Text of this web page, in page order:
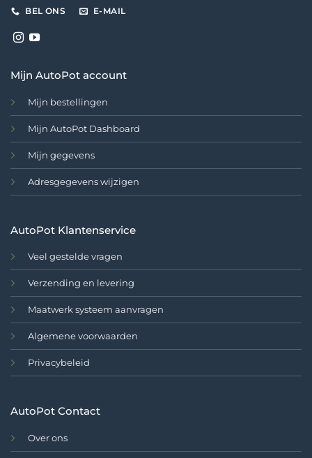
BEL ONS E-MAIL
Mijn AutoPot account
Mijn bestellingen
Mijn AutoPot Dashboard
Mijn gegevens
Adresgegevens wijzigen
AutoPot Klantenservice
Veel gestelde vragen
Verzending en levering
Maatwerk systeem aanvragen
Algemene voorwaarden
Privacybeleid
AutoPot Contact
Over ons